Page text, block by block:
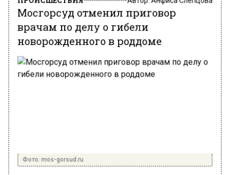
Мосгорсуд отменил приговор
врачам по делу о гибели
новорожденного в роддоме
Фото: mos-gorsud.ru